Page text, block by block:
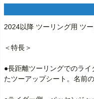
2024以降 ツーリング用 ツー
＜特長＞
●長距離ツーリングでのラ
たツーアップシート。名前